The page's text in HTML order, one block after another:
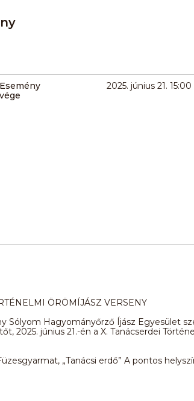
Esemény
vége
2025. június 21. 15:00
ÖRÖMÍJÁSZ VERSENY
Sólyom Hagyományőrző Íjász Egyesület
2025. június 21.-én a X. Tanácserdei
„Tanácsi erdő” A pontos